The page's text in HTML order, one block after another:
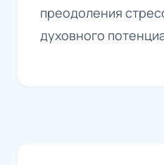
преодоления
духовного